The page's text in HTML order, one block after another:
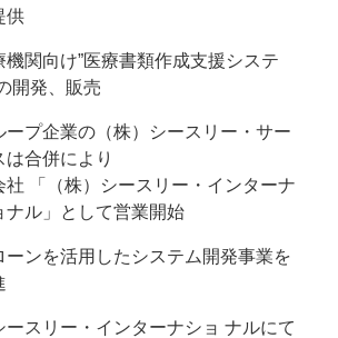
供
機関向け”医療書類作成支援システ
開発、販売
ープ企業の（株）シースリー・サー
は合併により
社 「（株）シースリー・インターナ
ナル」として営業開始
ーンを活用したシステム開発事業を
ースリー・インターナショ ナルにて